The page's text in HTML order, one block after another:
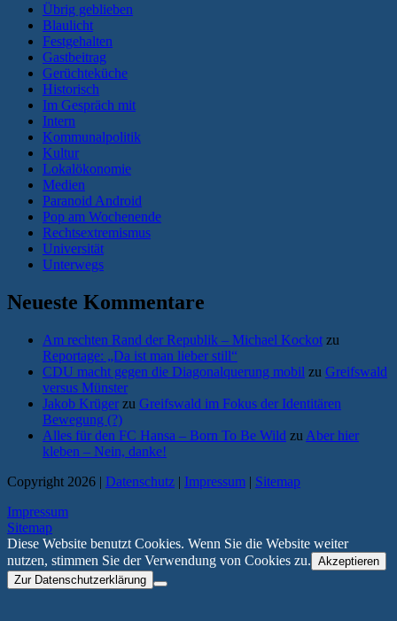
Übrig geblieben
Blaulicht
Festgehalten
Gastbeitrag
Gerüchteküche
Historisch
Im Gespräch mit
Intern
Kommunalpolitik
Kultur
Lokalökonomie
Medien
Paranoid Android
Pop am Wochenende
Rechtsextremismus
Universität
Unterwegs
Neueste Kommentare
Am rechten Rand der Republik – Michael Kockot zu
Reportage: „Da ist man lieber still“
CDU macht gegen die Diagonalquerung mobil zu Greifswald
versus Münster
Jakob Krüger zu Greifswald im Fokus der Identitären
Bewegung (?)
Alles für den FC Hansa – Born To Be Wild zu Aber hier
kleben – Nein, danke!
Copyright 2026 | Datenschutz | Impressum | Sitemap
Impressum
Sitemap
Diese Website benutzt Cookies. Wenn Sie die Website weiter
nutzen, stimmen Sie der Verwendung von Cookies zu. Akzeptieren
Zur Datenschutzerklärung